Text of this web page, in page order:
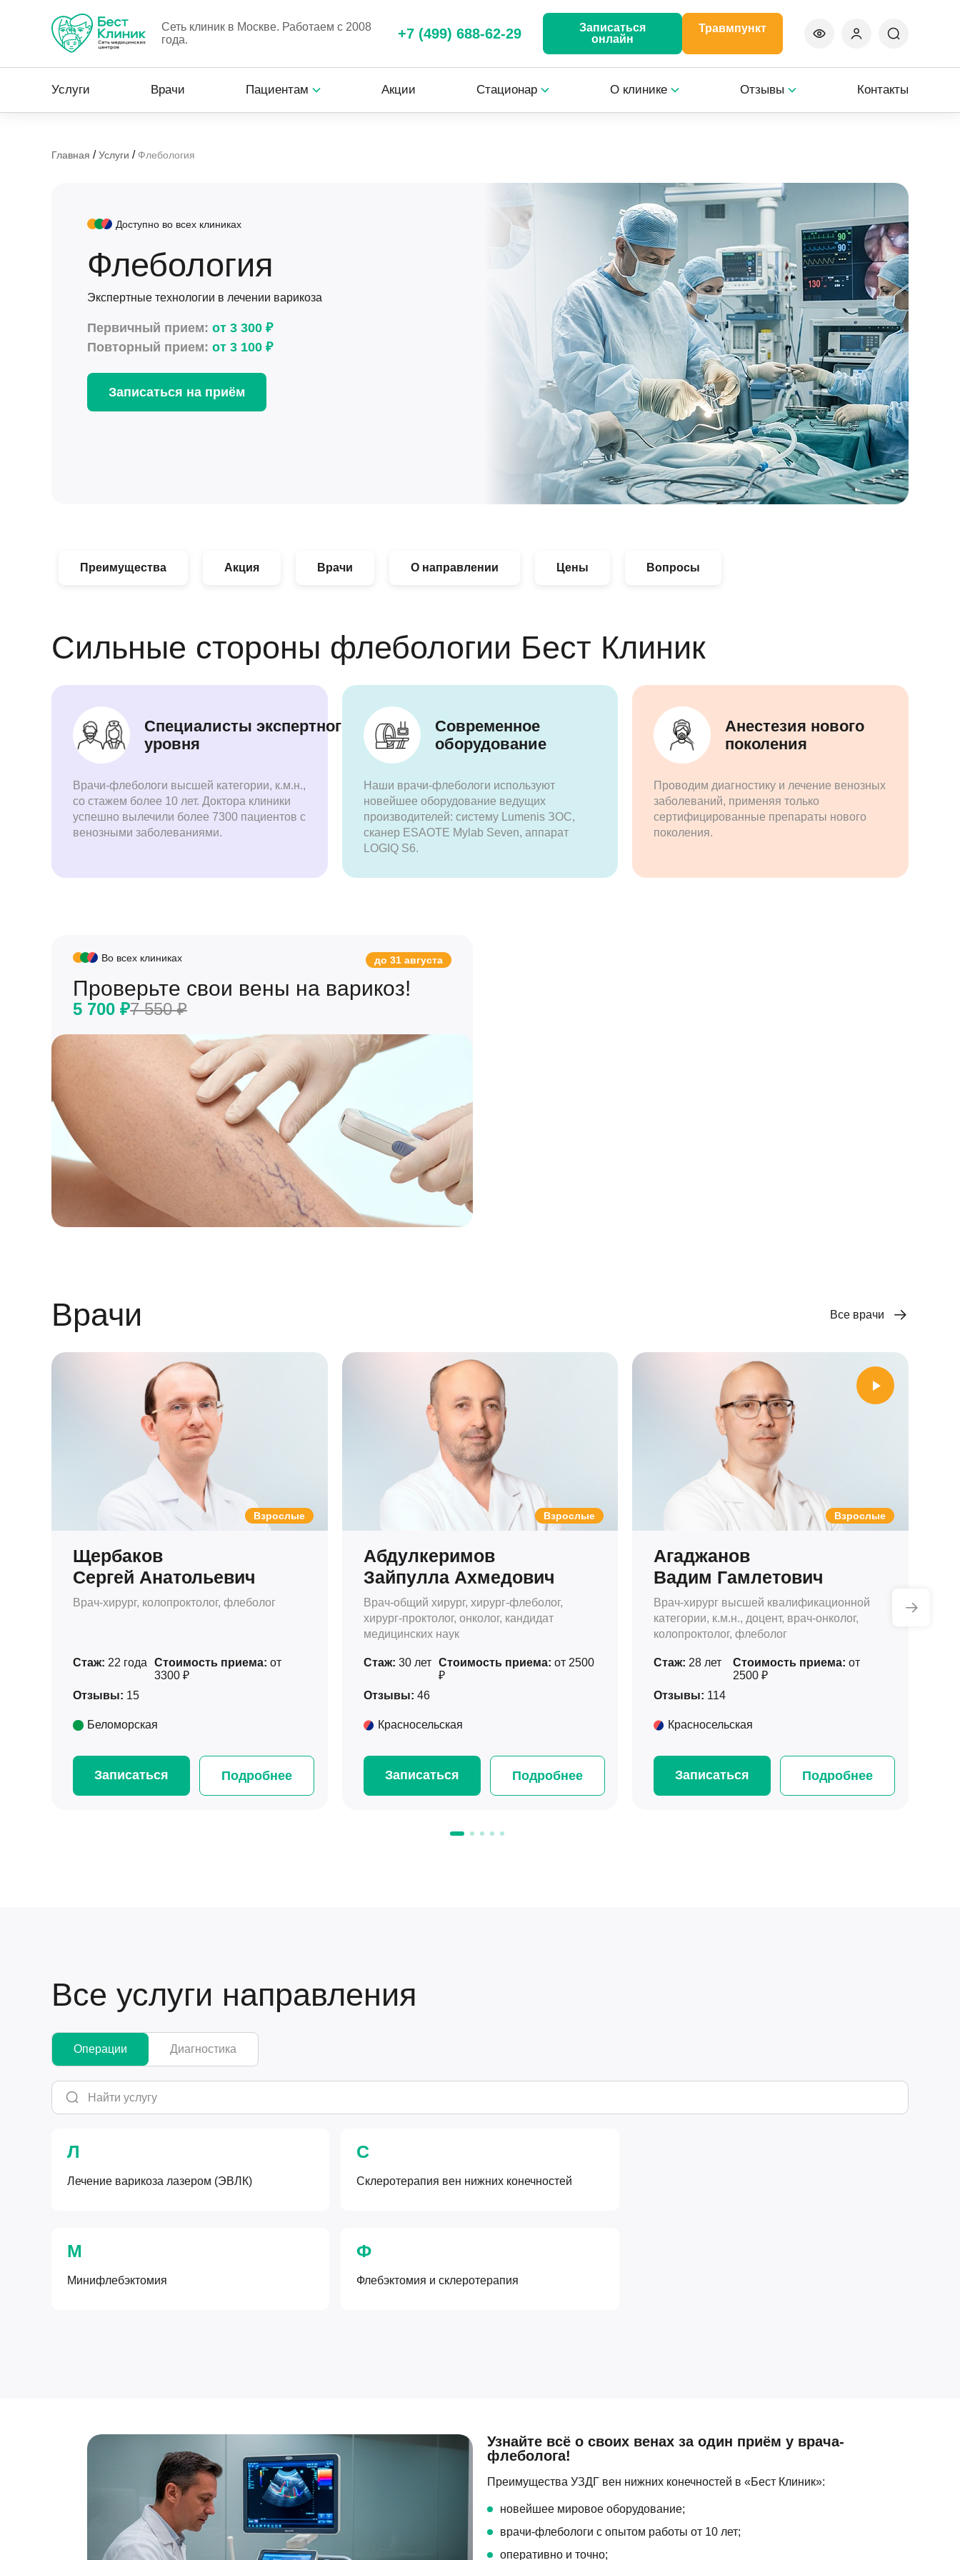
Сеть клиник в Москве. Работаем с 2008
года.
+7 (499) 688-62-29
Записаться
онлайн
Травмпункт
Услуги Врачи Пациентам Акции Стационар О клинике Отзывы Контакты
Главная /Услуги / Флебология
Доступно во всех клиниках
Флебология
Экспертные технологии в лечении варикоза
Первичный прием: от 3 300 ₽
Повторный прием: от 3 100 ₽
Записаться на приём
Преимущества Акция Врачи О направлении Цены Вопросы
Сильные стороны флебологии Бест Клиник
Специалисты экспертного
уровня
Врачи-флебологи высшей категории, к.м.н.,
со стажем более 10 лет. Доктора клиники
успешно вылечили более 7300 пациентов с
венозными заболеваниями.
Современное
оборудование
Наши врачи-флебологи используют
новейшее оборудование ведущих
производителей: систему Lumenis ЗОС,
сканер ESAOTE Mylab Seven, аппарат
LOGIQ S6.
Анестезия нового
поколения
Проводим диагностику и лечение венозных
заболеваний, применяя только
сертифицированные препараты нового
поколения.
Во всех клиниках до 31 августа
Проверьте свои вены на варикоз!
5 700 ₽7 550 ₽
Врачи Все врачи
Взрослые
Щербаков
Сергей Анатольевич
Врач-хирург, колопроктолог, флеболог
Стаж: 22 года Стоимость приема: от
3300 ₽
Отзывы: 15
Беломорская
Записаться Подробнее
Взрослые
Абдулкеримов
Зайпулла Ахмедович
Врач-общий хирург, хирург-флеболог,
хирург-проктолог, онколог, кандидат
медицинских наук
Стаж: 30 лет Стоимость приема: от 2500
₽
Отзывы: 46
Красносельская
Записаться Подробнее
Взрослые
Агаджанов
Вадим Гамлетович
Врач-хирург высшей квалификационной
категории, к.м.н., доцент, врач-онколог,
колопроктолог, флеболог
Стаж: 28 лет Стоимость приема: от
2500 ₽
Отзывы: 114
Красносельская
Записаться Подробнее
Все услуги направления
Операции Диагностика
Л
Лечение варикоза лазером (ЭВЛК)
М
Минифлебэктомия
С
Склеротерапия вен нижних конечностей
Ф
Флебэктомия и склеротерапия
Узнайте всё о своих венах за один приём у врача-
флеболога!
Преимущества УЗДГ вен нижних конечностей в «Бест Клиник»:
новейшее мировое оборудование;
врачи-флебологи с опытом работы от 10 лет;
оперативно и точно;